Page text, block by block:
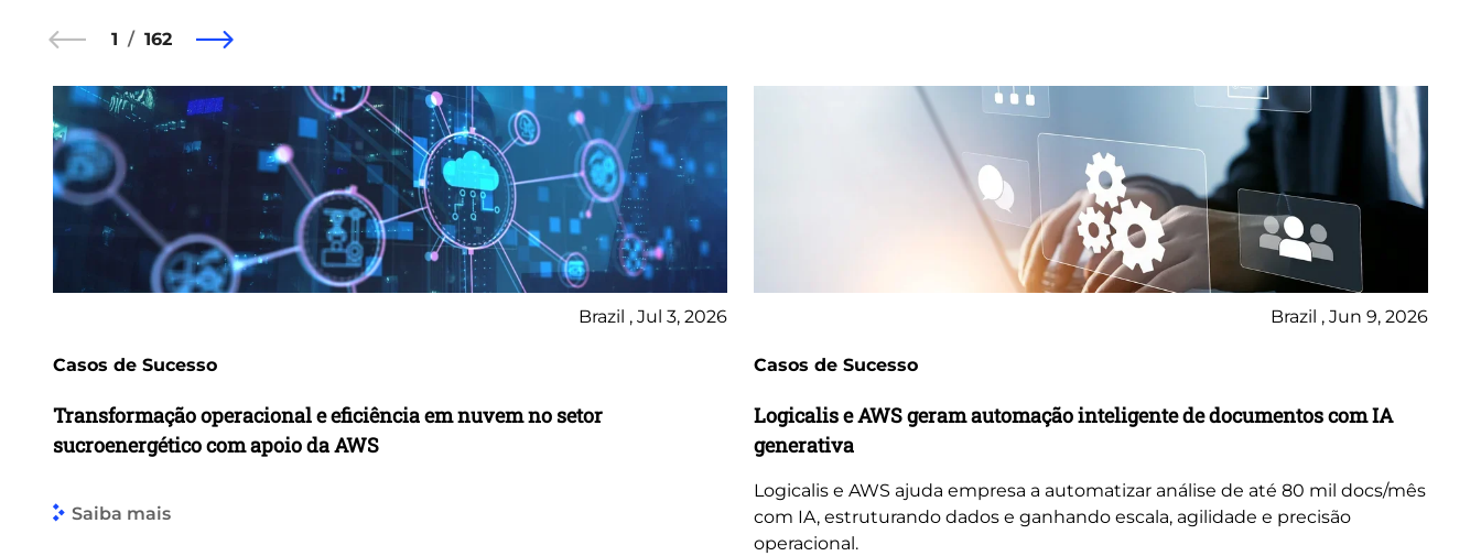
1 162
Brazil , Jul 3, 2026
Casos de Sucesso
Transformação operacional e eficiência em nuvem no setor
sucroenergético com apoio da AWS
Saiba mais
Brazil , Jun 9, 2026
Casos de Sucesso
Logicalis e AWS geram automação inteligente de documentos com IA
generativa
Logicalis e AWS ajuda empresa a automatizar análise de até 80 mil docs/mês
com IA, estruturando dados e ganhando escala, agilidade e precisão
operacional.